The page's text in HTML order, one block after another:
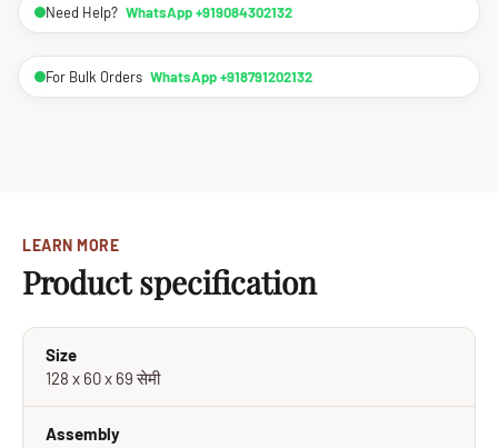
Need Help? WhatsApp +919084302132
For Bulk Orders WhatsApp +918791202132
LEARN MORE
Product specification
Size
128 x 60 x 69 सेमी
Assembly